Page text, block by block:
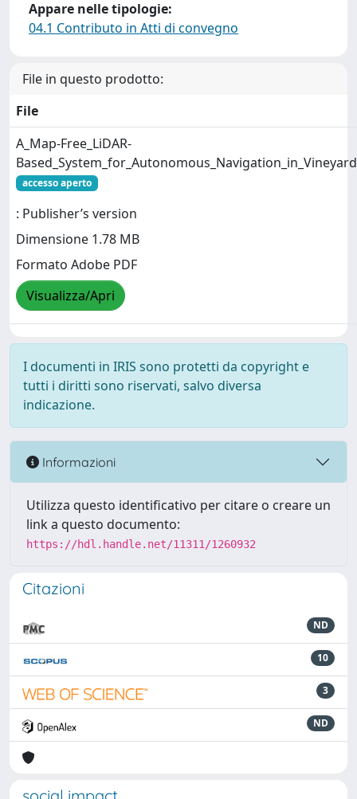
Appare nelle tipologie:
04.1 Contributo in Atti di convegno
File in questo prodotto:
File
A_Map-Free_LiDAR-
accesso aperto
: Publisher’s version
Dimensione 1.78 MB
Formato Adobe PDF
Visualizza/Apri
I documenti in IRIS sono protetti da copyright e
tutti i diritti sono riservati, salvo diversa
indicazione.
Informazioni
Utilizza questo identificativo per citare o creare un
link a questo documento:
https://hdl.handle.net/11311/1260932
Citazioni
ND
10
3
ND